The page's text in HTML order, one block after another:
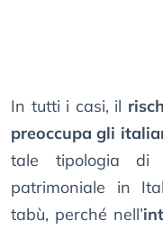
In tutti i casi, il
preoccupa gli
tale tipologia di
patrimoniale in
tabù, perché nell’